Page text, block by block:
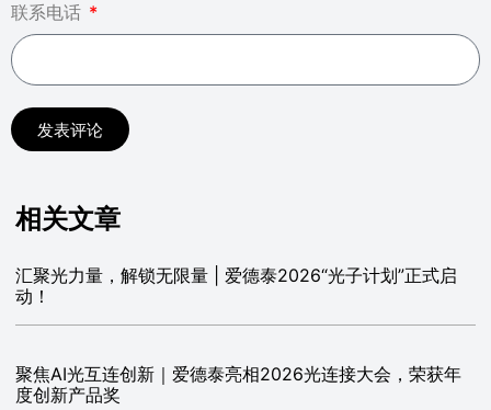
联系电话
发表评论
相关文章
汇聚光力量，解锁无限量 | 爱德泰2026“光子计划”正式启
动！
聚焦AI光互连创新｜爱德泰亮相2026光连接大会，荣获年
度创新产品奖